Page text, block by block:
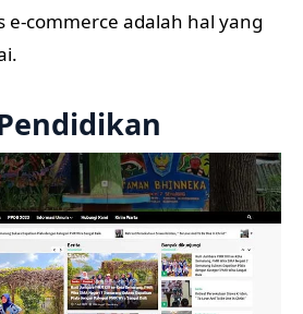
e-commerce adalah hal yang